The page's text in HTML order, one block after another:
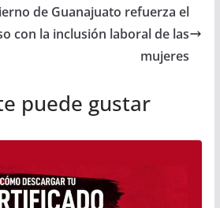
de Guanajuato refuerza el
con la inclusión laboral de las
mujeres
puede gustar